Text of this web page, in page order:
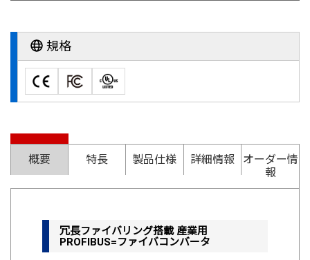
規格
概要 特長 製品仕様 詳細情報
オーダー情
報
冗長ファイバリング搭載 産業用
PROFIBUS=ファイバコンバータ